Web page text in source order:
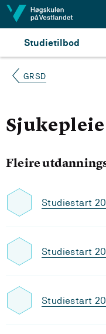
Hopp til innhald
Studietilbod
GRSD
Fleire
Studiestart
Studiestart
Studiestart